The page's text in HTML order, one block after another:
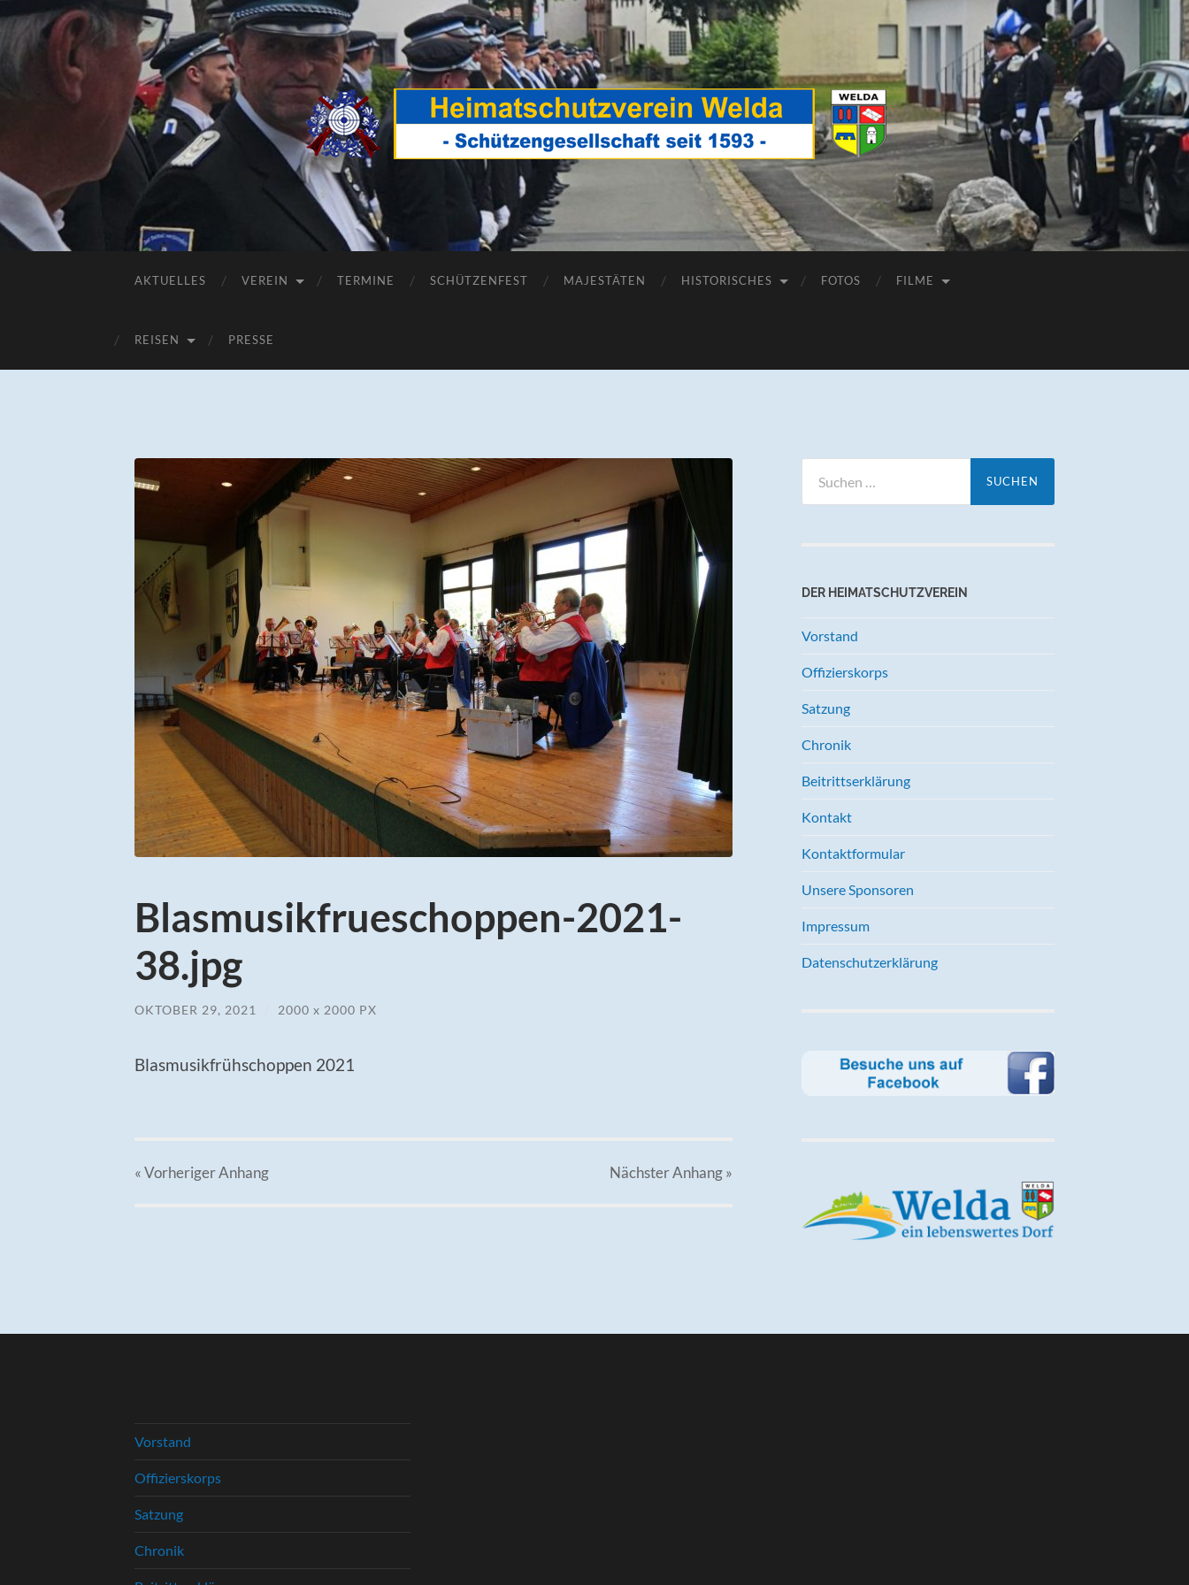
Heimatschutzverein
AKTUELLES VEREIN TERMINE SCHÜTZENFEST MAJESTÄTEN HISTORISCHES FOTOS FILME
REISEN PRESSE
Blasmusikfrueschoppen-2021-
38.jpg
OKTOBER 29, 2021 2000 x 2000 PX
Blasmusikfrühschoppen 2021
« VorherigerAnhang NächsterAnhang»
nach:
DER HEIMATSCHUTZVEREIN
Vorstand
Offizierskorps
Satzung
Chronik
Beitrittserklärung
Kontakt
Kontaktformular
Unsere Sponsoren
Impressum
Datenschutzerklärung
Vorstand
Offizierskorps
Satzung
Chronik